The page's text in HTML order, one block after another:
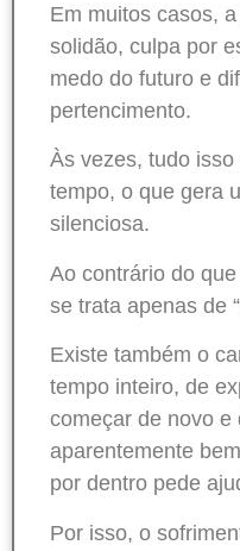
Em muitos casos,
solidão, culpa por
medo do futuro e
pertencimento.
Às vezes, tudo
tempo, o que gera
silenciosa.
Ao contrário do
se trata apenas de
Existe também o
tempo inteiro, de
começar de novo e
aparentemente
por dentro pede
Por isso, o